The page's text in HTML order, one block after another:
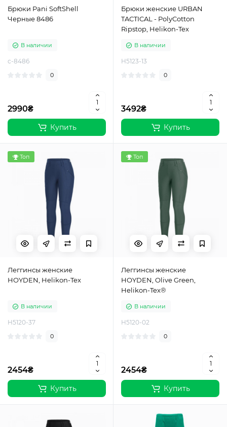
Брюки Pani SoftShell
Черные 8486
В наличии
c-8486
0
2990₴
Купить
Брюки женские URBAN
TACTICAL - PolyCotton
Ripstop, Helikon-Tex
В наличии
H5123-13
0
3492₴
Купить
Топ
Леггинсы женские
HOYDEN, Helikon-Tex
В наличии
H5120-37
0
2454₴
Купить
Топ
Леггинсы женские
HOYDEN, Olive Green,
Helikon-Tex®
В наличии
H5120-02
0
2454₴
Купить